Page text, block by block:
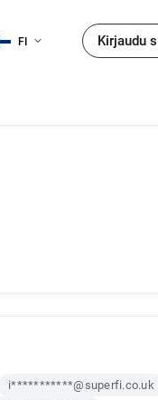
FI Kirjaudu
i***********@superfi.co.uk